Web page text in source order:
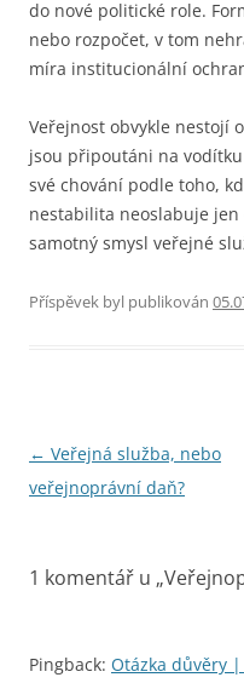
do nové politické role.
nebo rozpočet, v tom
míra institucionální
Veřejnost obvykle nestojí
jsou připoutáni na
své chování podle toho,
nestabilita neoslabuje
samotný smysl veřejné
Příspěvek byl publikován
Navigace
pro
← Veřejná služba, nebo
veřejnoprávní daň?
1 komentář u „
Pingback: Otázka důvěry